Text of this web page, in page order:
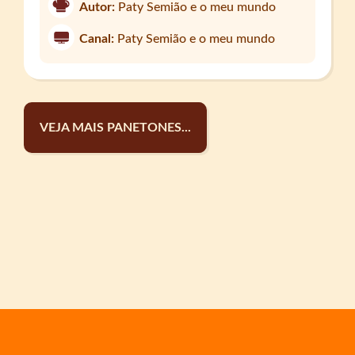
Autor: Paty Semião e o meu mundo
Canal: Paty Semião e o meu mundo
VEJA MAIS PANETONES...